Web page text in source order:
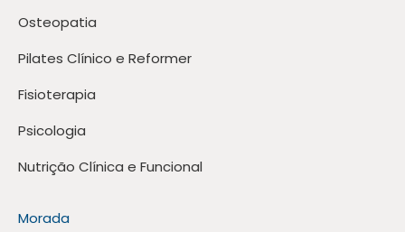
Osteopatia
Pilates Clínico e Reformer
Fisioterapia
Psicologia
Nutrição Clínica e Funcional
Morada